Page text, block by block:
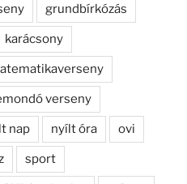
grundbírkózás
karácsony
verseny
nap nyílt óra ovi
sport